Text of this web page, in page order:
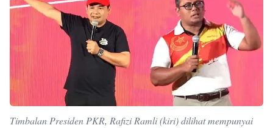
Timbalan Presiden PKR, Rafizi Ramli (kiri) dilihat mempunyai